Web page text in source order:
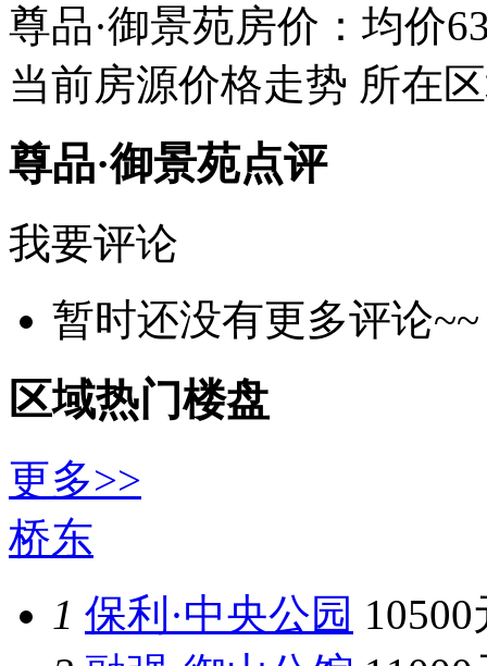
尊品·御景苑房价：均价
当前房源价格走势 所在
尊品·御景苑点评
我要评论
暂时还没有更多评论~~
区域热门楼盘
更多>>
桥东
1 保利·中央公园